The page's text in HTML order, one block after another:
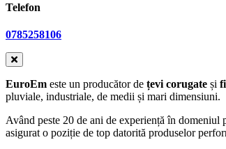
Telefon
0785258106
EuroEm este un producător de țevi corugate și
pluviale, industriale, de medii și mari dimensiuni.
Având peste 20 de ani de experiență în domeniul
asigurat o poziție de top datorită produselor